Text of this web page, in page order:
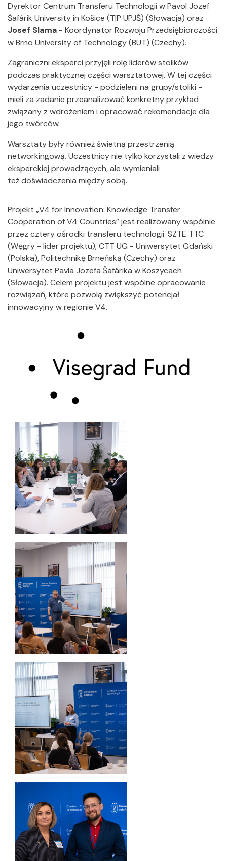
Dyrektor Centrum Transferu Technologii w Pavol Jozef
Šafárik University in Košice (TIP UPJŠ) (Słowacja) oraz
Josef Slama - Koordynator Rozwoju Przedsiębiorczości
w Brno University of Technology (BUT) (Czechy).
Zagraniczni eksperci przyjęli rolę liderów stolików
podczas praktycznej części warsztatowej. W tej części
wydarzenia uczestnicy - podzieleni na grupy/stoliki -
mieli za zadanie przeanalizować konkretny przykład
związany z wdrożeniem i opracować rekomendacje dla
jego twórców.
Warsztaty były również świetną przestrzenią
networkingową. Uczestnicy nie tylko korzystali z wiedzy
eksperckiej prowadzących, ale wymieniali
też doświadczenia między sobą.
Projekt „V4 for Innovation: Knowledge Transfer
Cooperation of V4 Countries” jest realizowany wspólnie
przez cztery ośrodki transferu technologii: SZTE TTC
(Węgry - lider projektu), CTT UG - Uniwersytet Gdański
(Polska), Politechnikę Brneńską (Czechy) oraz
Uniwersytet Pavla Jozefa Šafárika w Koszycach
(Słowacja). Celem projektu jest wspólne opracowanie
rozwiązań, które pozwolą zwiększyć potencjał
innowacyjny w regionie V4.